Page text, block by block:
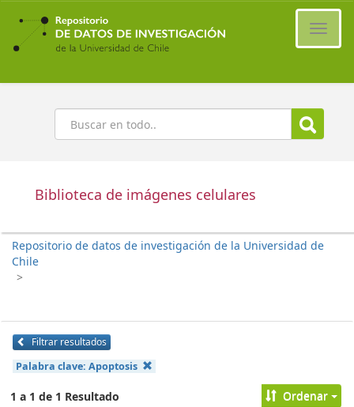
Ir
contenido
principal
Buscar
Biblioteca de imágenes celulares
Repositorio de datos de investigación de la Universidad de
Chile
>
Filtrar resultados
Palabra clave: Apoptosis
1 a 1 de 1 Resultado Ordenar